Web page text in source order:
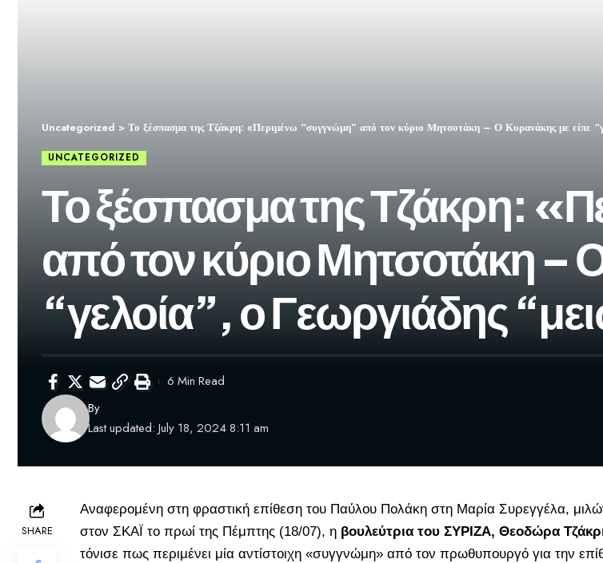
Uncategorized > Το ξέσπασμα της Τζάκρη: «Περιμένω “συγγνώμη” από τον κύριο Μητσοτάκη – Ο Κυρανάκης με είπε
UNCATEGORIZED
Το ξέσπασμα της Τζάκρη:
από τον κύριο Μητσοτάκη –
“γελοία”, ο Γεωργιάδης
Last updated: July 18, 2024 8:11 am
By
6 Min Read
SHARE
Αναφερομένη στη φραστική επίθεση του Παύλου Πολάκη στη Μαρία Συρεγγέλα,
στον ΣΚΑΪ το πρωί της Πέμπτης (18/07), η βουλεύτρια του ΣΥΡΙΖΑ, Θεοδώρα
τόνισε πως περιμένει μία αντίστοιχη «συγγνώμη» από τον πρωθυπουργό για την